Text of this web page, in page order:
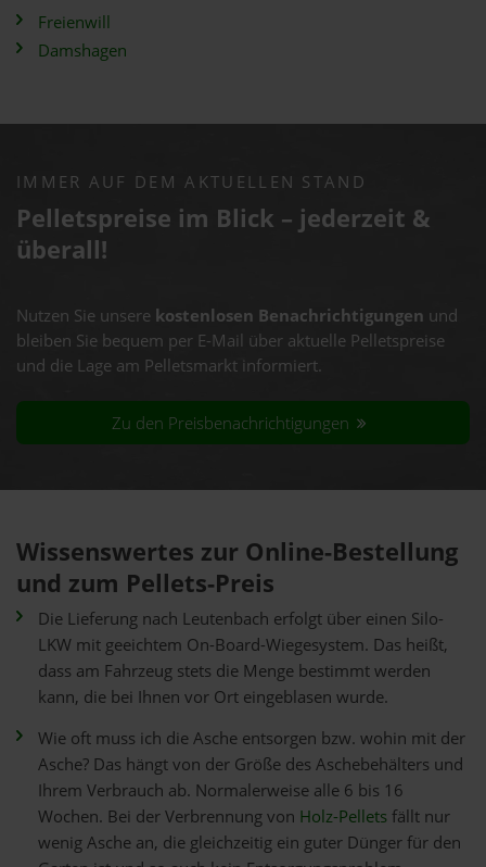
Freienwill
Damshagen
IMMER AUF DEM AKTUELLEN STAND
Pelletspreise im Blick – jederzeit &
überall!
Nutzen Sie unsere kostenlosen Benachrichtigungen und
bleiben Sie bequem per E-Mail über aktuelle Pelletspreise
und die Lage am Pelletsmarkt informiert.
Zu den Preisbenachrichtigungen
Wissenswertes zur Online-Bestellung
und zum Pellets-Preis
Die Lieferung nach Leutenbach erfolgt über einen Silo-
LKW mit geeichtem On-Board-Wiegesystem. Das heißt,
dass am Fahrzeug stets die Menge bestimmt werden
kann, die bei Ihnen vor Ort eingeblasen wurde.
Wie oft muss ich die Asche entsorgen bzw. wohin mit der
Asche? Das hängt von der Größe des Aschebehälters und
Ihrem Verbrauch ab. Normalerweise alle 6 bis 16
Wochen. Bei der Verbrennung von Holz-Pelletsfällt nur
wenig Asche an, die gleichzeitig ein guter Dünger für den